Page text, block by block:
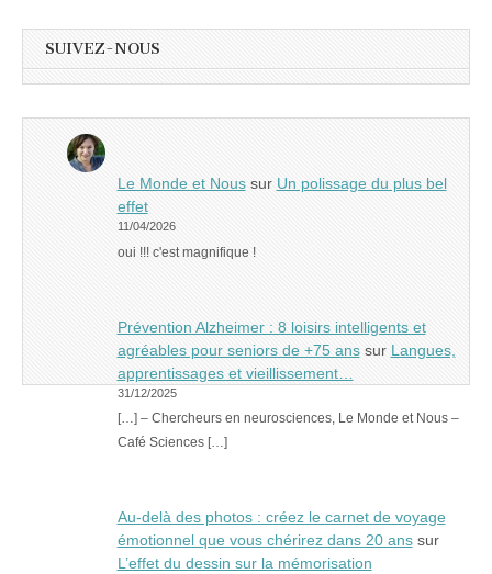
SUIVEZ-NOUS
Le Monde et Noussur Un polissage du plus bel
effet
11/04/2026
oui !!! c'est magnifique !
Prévention Alzheimer : 8 loisirs intelligents et
agréables pour seniors de +75 anssur Langues,
apprentissages et vieillissement…
31/12/2025
[…] – Chercheurs en neurosciences, Le Monde et Nous –
Café Sciences […]
Au-delà des photos : créez le carnet de voyage
émotionnel que vous chérirez dans 20 anssur
L’effet du dessin sur la mémorisation